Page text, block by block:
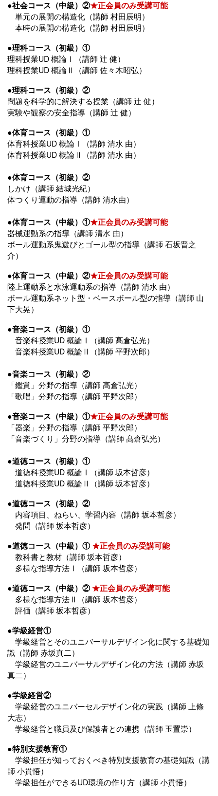
●社会コース（中級）②★正会員のみ受講可能
単元の展開の構造化（講師 村田辰明）
本時の展開の構造化（講師 村田辰明）
●理科コース（初級）①
理科授業UD 概論Ⅰ（講師 辻 健）
理科授業UD 概論Ⅱ（講師 佐々木昭弘）
●理科コース（初級）②
問題を科学的に解決する授業（講師 辻 健）
実験や観察の安全指導（講師 辻 健）
●体育コース（初級）①
体育科授業UD 概論Ⅰ（講師 清水 由）
体育科授業UD 概論Ⅱ（講師 清水 由）
●体育コース（初級）②
しかけ（講師 結城光紀）
体つくり運動の指導（講師 清水由）
●体育コース（中級）①★正会員のみ受講可能
器械運動系の指導（講師 清水 由）
ボール運動系鬼遊びとゴール型の指導（講師 石坂晋之
介）
●体育コース（中級）②★正会員のみ受講可能
陸上運動系と水泳運動系の指導（講師 清水 由）
ボール運動系ネット型・ベースボール型の指導（講師 山
下大晃）
●音楽コース（初級）①
音楽科授業UD 概論Ⅰ（講師 髙倉弘光）
音楽科授業UD 概論Ⅱ（講師 平野次郎）
●音楽コース（初級）②
「鑑賞」分野の指導 （講師 髙倉弘光）
「歌唱」分野の指導（講師 平野次郎）
●音楽コース（中級）①★正会員のみ受講可能
「器楽」分野の指導 （講師 平野次郎）
「音楽づくり」分野の指導（講師 髙倉弘光）
●道徳コース（初級）①
道徳科授業UD 概論Ⅰ（講師 坂本哲彦）
道徳科授業UD 概論Ⅱ（講師 坂本哲彦）
●道徳コース（初級）②
内容項目、ねらい、学習内容（講師 坂本哲彦）
発問（講師 坂本哲彦）
●道徳コース（中級）①★正会員のみ受講可能
教科書と教材（講師 坂本哲彦）
多様な指導方法Ⅰ（講師 坂本哲彦）
●道徳コース（中級）②★正会員のみ受講可能
多様な指導方法Ⅱ（講師 坂本哲彦）
評価（講師 坂本哲彦）
●学級経営①
学級経営とそのユニバーサルデザイン化に関する基礎知
識（講師 赤坂真二）
学級経営のユニバーサルデザイン化の方法（講師 赤坂
真二）
●学級経営②
学級経営のユニバーセルデザイン化の実践（講師 上條
大志）
学級経営と職員及び保護者との連携（講師 玉置崇）
●特別支援教育①
学級担任が知っておくべき特別支援教育の基礎知識（講
師 小貫悟）
学級担任ができるUD環境の作り方（講師 小貫悟）